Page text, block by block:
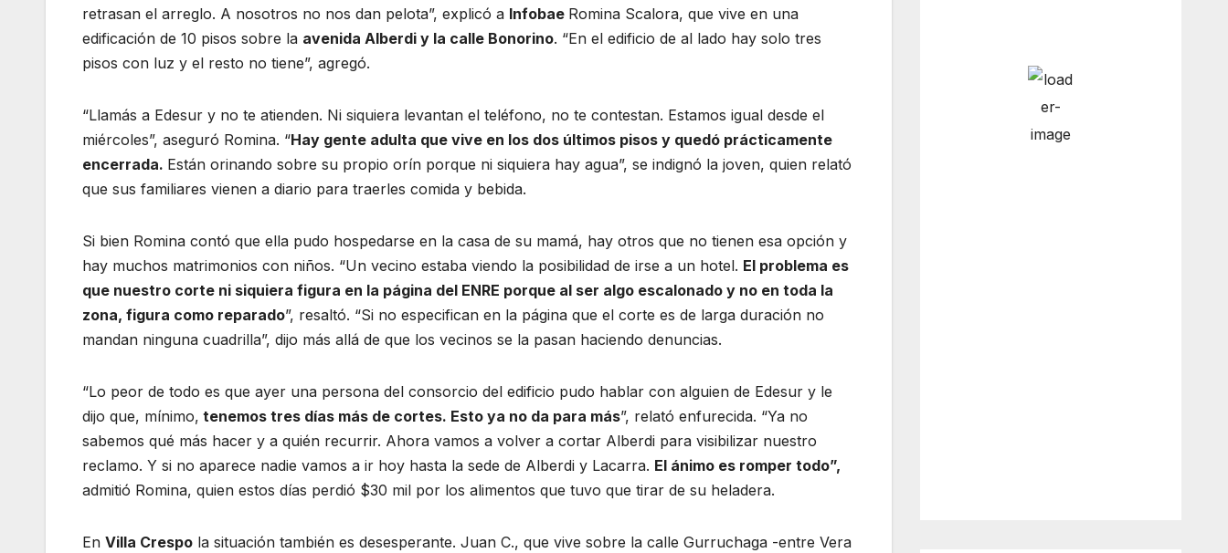
retrasan el arreglo. A nosotros no nos dan pelota”, explicó a Infobae Romina Scalora, que vive en una
edificación de 10 pisos sobre la avenida Alberdi y la calle Bonorino. “En el edificio de al lado hay solo tres
pisos con luz y el resto no tiene”, agregó.
“Llamás a Edesur y no te atienden. Ni siquiera levantan el teléfono, no te contestan. Estamos igual desde el
miércoles”, aseguró Romina. “Hay gente adulta que vive en los dos últimos pisos y quedó prácticamente
encerrada. Están orinando sobre su propio orín porque ni siquiera hay agua”, se indignó la joven, quien relató
que sus familiares vienen a diario para traerles comida y bebida.
Si bien Romina contó que ella pudo hospedarse en la casa de su mamá, hay otros que no tienen esa opción y
hay muchos matrimonios con niños. “Un vecino estaba viendo la posibilidad de irse a un hotel. El problema es
que nuestro corte ni siquiera figura en la página del ENRE porque al ser algo escalonado y no en toda la
zona, figura como reparado”, resaltó. “Si no especifican en la página que el corte es de larga duración no
mandan ninguna cuadrilla”, dijo más allá de que los vecinos se la pasan haciendo denuncias.
“Lo peor de todo es que ayer una persona del consorcio del edificio pudo hablar con alguien de Edesur y le
dijo que, mínimo, tenemos tres días más de cortes. Esto ya no da para más”, relató enfurecida. “Ya no
sabemos qué más hacer y a quién recurrir. Ahora vamos a volver a cortar Alberdi para visibilizar nuestro
reclamo. Y si no aparece nadie vamos a ir hoy hasta la sede de Alberdi y Lacarra. El ánimo es romper todo”,
admitió Romina, quien estos días perdió $30 mil por los alimentos que tuvo que tirar de su heladera.
En Villa Crespo la situación también es desesperante. Juan C., que vive sobre la calle Gurruchaga -entre Vera